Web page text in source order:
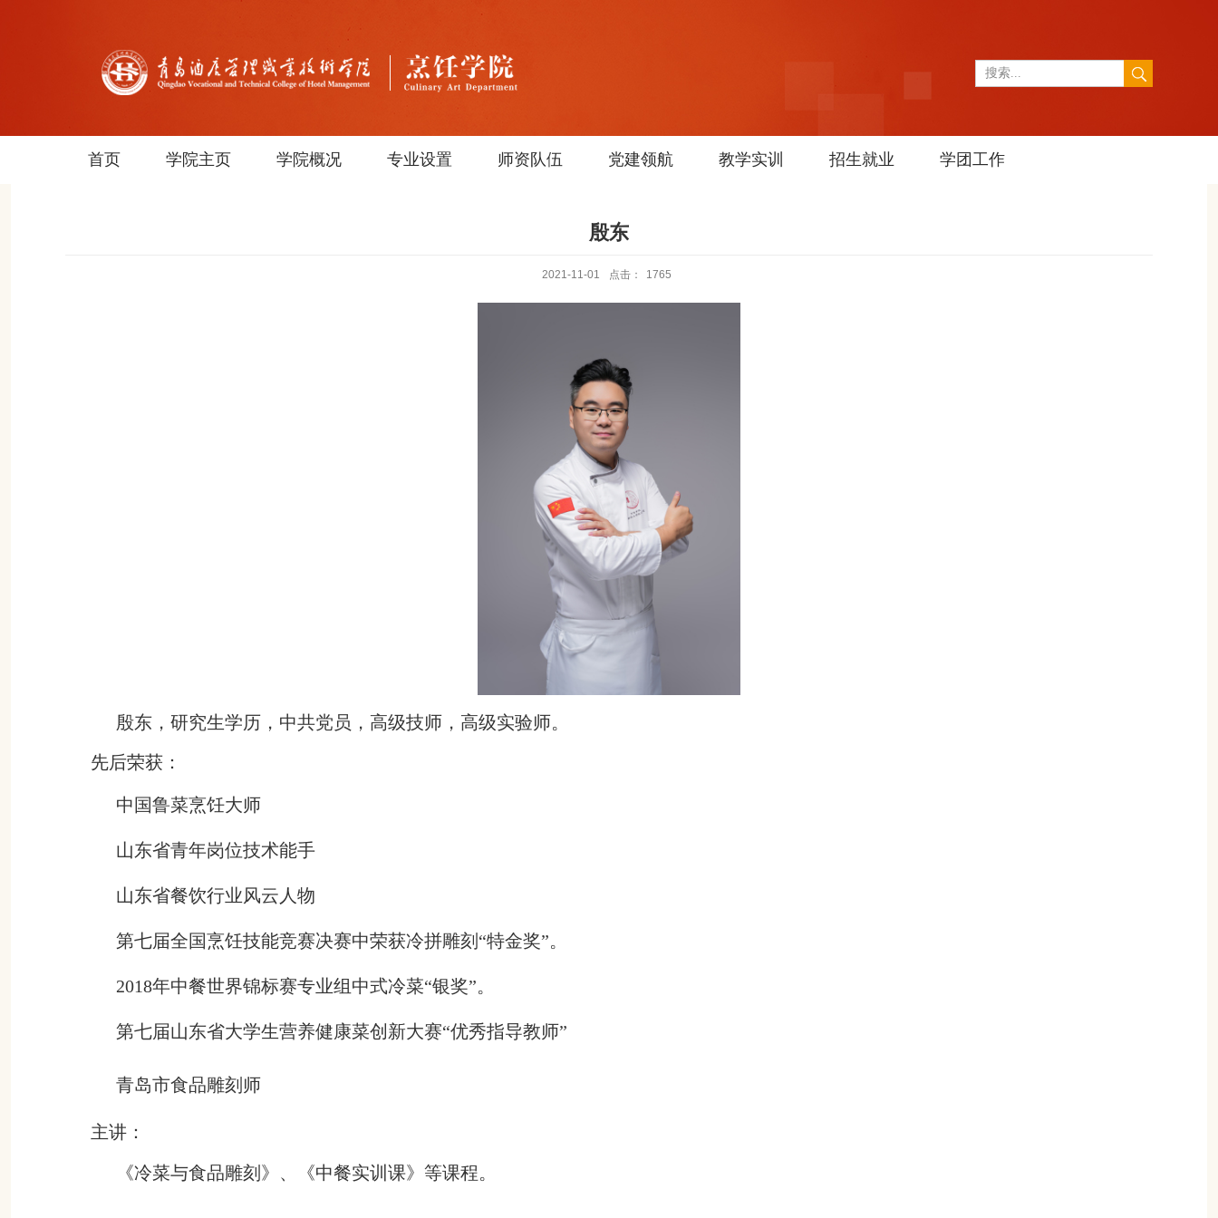
首页 学院主页 学院概况 专业设置 师资队伍 党建领航 教学实训 招生就业 学团工作
殷东
2021-11-01 点击： 1765
殷东，研究生学历， 中共党员， 高级技师，高级实验师。
先后荣获：
中国鲁菜烹饪大师
山东省青年岗位技术能手
山东省餐饮行业风云人物
第七届全国烹饪技能竞赛决赛中荣获冷拼雕刻“特金奖”。
2018年中餐世界锦标赛专业组中式冷菜“银奖”。
第七届山东省大学生营养健康菜创新大赛“优秀指导教师”
青岛市食品雕刻师
主讲：
《冷菜与食品雕刻》、《中餐实训课》等课程。